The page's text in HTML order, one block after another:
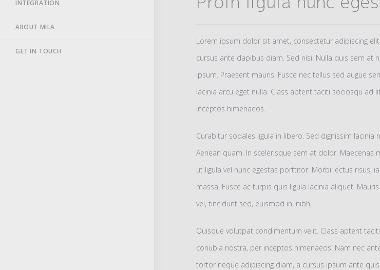
INTEGRATION
ABOUT MILA
GET IN TOUCH
Lorem ipsum dolor sit amet, consectetur adipiscing
cursus ante dapibus diam. Sed nisi. Nulla quis sem at
ipsum. Praesent mauris. Fusce nec tellus sed augue
lacinia arcu eget nulla. Class aptent taciti sociosqu
inceptos himenaeos.
Curabitur sodales ligula in libero. Sed dignissim lacinia
Aenean quam. In scelerisque sem at dolor. Maecenas
ut ligula vel nunc egestas porttitor. Morbi lectus risus,
massa. Fusce ac turpis quis ligula lacinia aliquet.
vel, tincidunt sed, euismod in, nibh.
Quisque volutpat condimentum velit. Class aptent
conubia nostra, per inceptos himenaeos. Nam nec
tortor neque adipiscing diam, a cursus ipsum ante